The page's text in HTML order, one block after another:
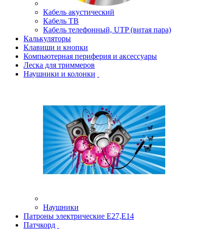
Кабель акустический
Кабель ТВ
Кабель телефонный, UTP (витая пара)
Калькуляторы
Клавиши и кнопки
Компьютерная периферия и аксессуары
Леска для триммеров
Наушники и колонки
Наушники
Патроны электрические Е27,Е14
Патчкорд